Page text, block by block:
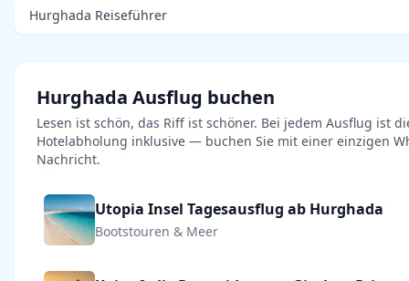
Hurghada Reiseführer
Hurghada Ausflug buchen
Lesen ist schön, das Riff ist schöner. Bei jedem Ausflug ist
Hotelabholung inklusive — buchen Sie mit einer einzigen
Nachricht.
Utopia Insel Tagesausflug ab Hurghada
Bootstouren & Meer